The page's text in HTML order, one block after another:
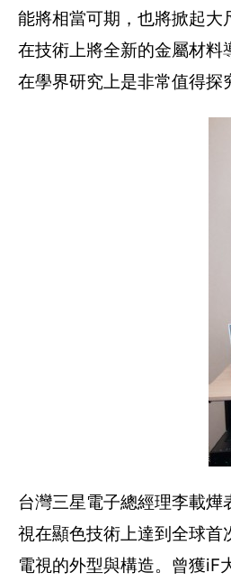
能將相當可期，也將掀起大
在技術上將全新的金屬材料
在學界研究上是非常值得探
台灣三星電子總經理李載
視在顯色技術上達到全球
電視的外型與構造。曾獲iF